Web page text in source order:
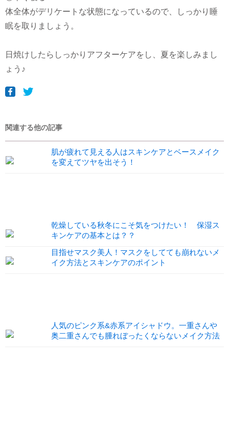
体全体がデリケートな状態になっているので、しっかり睡
眠を取りましょう。
日焼けしたらしっかりアフターケアをし、夏を楽しみまし
ょう♪
関連する他の記事
肌が疲れて見える人はスキンケアとベースメイク
を変えてツヤを出そう！
乾燥している秋冬にこそ気をつけたい！ 保湿ス
キンケアの基本とは？？
目指せマスク美人！マスクをしてても崩れないメ
イク方法とスキンケアのポイント
人気のピンク系&赤系アイシャドウ。一重さんや
奥二重さんでも腫れぼったくならないメイク方法